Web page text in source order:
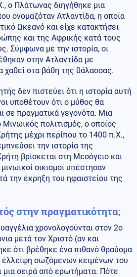
ο Πλάτωνας διηγήθηκε μια
ονομαζόταν Ατλαντίδα, η οποία
Ωκεανό και είχε κατακτήσει
και της Αφρικής κατά τους
Σύμφωνα με την ιστορία, οι
στην Ατλαντίδα με
στα βάθη της θάλασσας.
δεν πιστεύει ότι η ιστορία αυτή
υποθέτουν ότι ο μύθος θα
σε πραγματικά γεγονότα. Μια
Μινωικός πολιτισμός, ο οποίος
μέχρι περίπου το 1400 π.Χ.,
την ιστορία της
βρίσκεται στη Μεσόγειο και
οικισμοί υπέστησαν
την έκρηξη του ηφαιστείου της
στην πραγματικότητα;
χρονολογούνται στον 2ο
μετά τον Χριστό (αν και
ότι βρέθηκε ένα πιθανό θραύσμα
σωζόμενων κειμένων του
μια σειρά από ερωτήματα. Πότε